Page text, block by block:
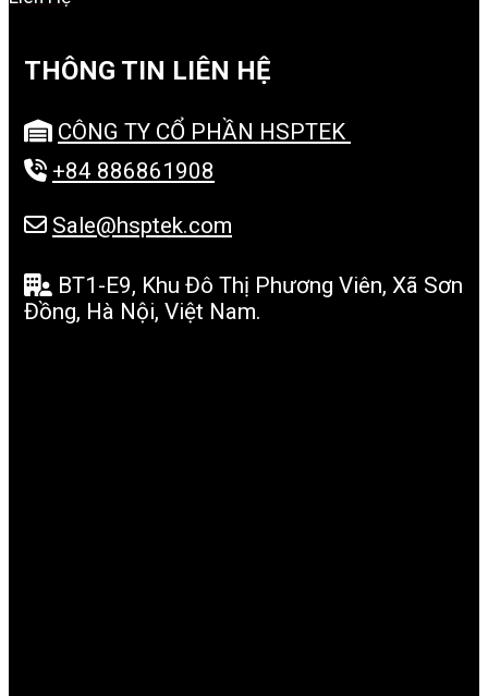
THÔNG TIN LIÊN HỆ
CÔNG TY CỔ PHẦN HSPTEK
+84 886861908
Sale@hsptek.com
BT1-E9, Khu Đô Thị Phương Viên, Xã Sơn
Đồng, Hà Nội, Việt Nam.